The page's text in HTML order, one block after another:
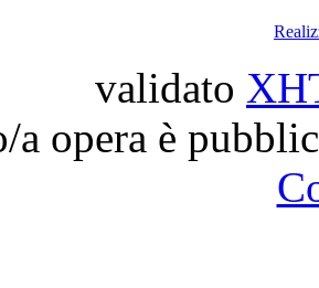
validato
a opera è